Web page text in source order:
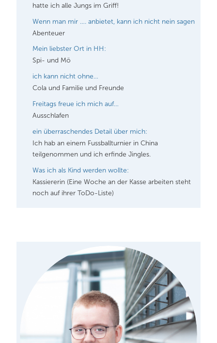
hatte ich alle Jungs im Griff!
Wenn man mir …. anbietet, kann ich nicht nein sagen
Abenteuer
Mein liebster Ort in HH:
Spi- und Mö
ich kann nicht ohne…
Cola und Familie und Freunde
Freitags freue ich mich auf…
Ausschlafen
ein überraschendes Detail über mich:
Ich hab an einem Fussballturnier in China
teilgenommen und ich erfinde Jingles.
Was ich als Kind werden wollte:
Kassiererin (Eine Woche an der Kasse arbeiten steht
noch auf ihrer ToDo-Liste)